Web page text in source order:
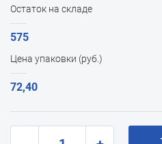
Остаток на складе
575
Цена упаковки (руб.)
72,40